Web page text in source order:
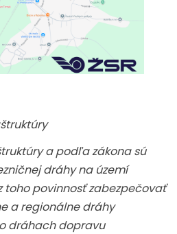
a podľa zákona sú
dráhy na území
toho povinnosť zabezpečovať
a regionálne dráhy
dráhach dopravu